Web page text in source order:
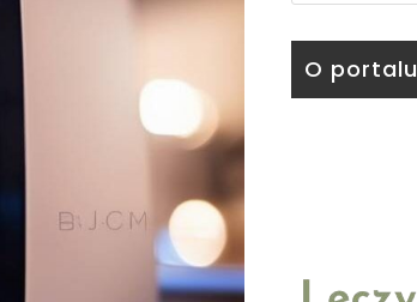
O portalu